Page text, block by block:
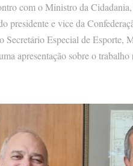
com o Ministro da
presidente e vice da
Especial de Esporte,
apresentação sobre o